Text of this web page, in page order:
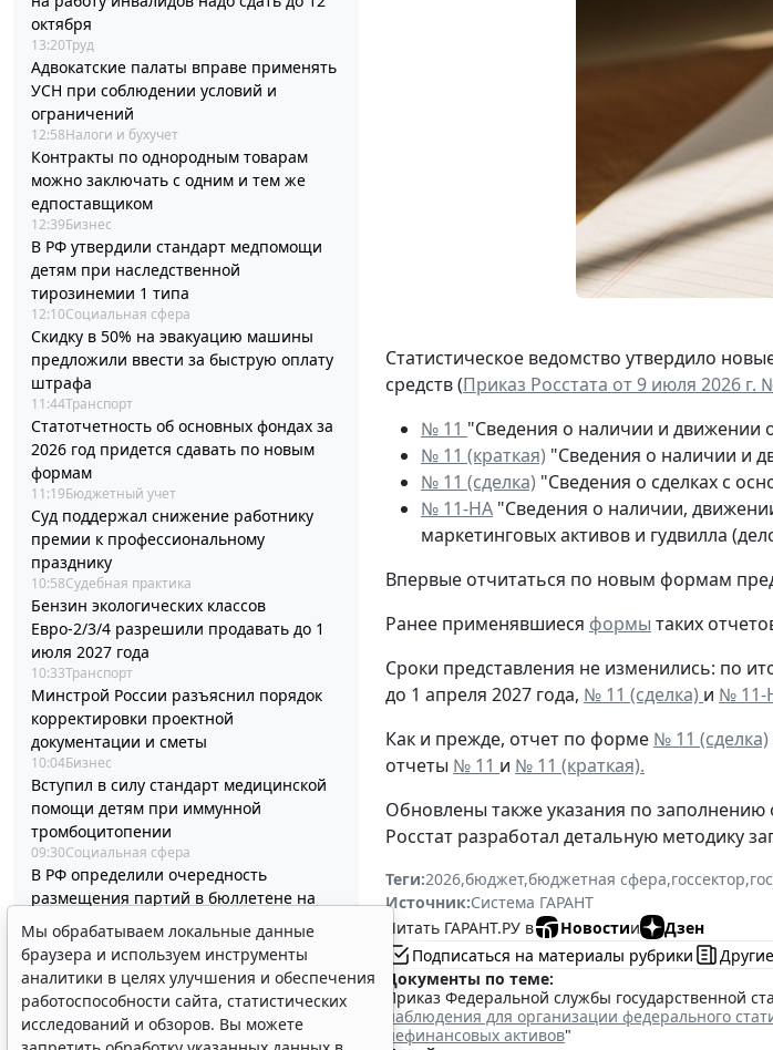
октября
13:20Труд
Адвокатские палаты вправе применять
УСН при соблюдении условий и
ограничений
12:58Налоги и бухучет
Контракты по однородным товарам
можно заключать с одним и тем же
едпоставщиком
12:39Бизнес
В РФ утвердили стандарт медпомощи
детям при наследственной
тирозинемии 1 типа
12:10Социальная сфера
Скидку в 50% на эвакуацию машины
предложили ввести за быструю оплату
штрафа
11:44Транспорт
Статотчетность об основных фондах за
2026 год придется сдавать по новым
формам
11:19Бюджетный учет
Суд поддержал снижение работнику
премии к профессиональному
празднику
10:58Судебная практика
Бензин экологических классов
Евро-2/3/4 разрешили продавать до 1
июля 2027 года
10:33Транспорт
Минстрой России разъяснил порядок
корректировки проектной
документации и сметы
10:04Бизнес
Вступил в силу стандарт медицинской
помощи детям при иммунной
тромбоцитопении
09:30Социальная сфера
В РФ определили очередность
размещения партий в бюллетене на
выборах в Госдуму
5 авг 18:35Общество
Граждане могут запустить процедуру
банкротства в упрощенном порядке
через МФЦ
5 авг 18:27Налоги и бухучет
Статистическое ведомство утвердило
средств (Приказ Росстата от 9 июля 2026 г.
№ 11 "Сведения о наличии и движении
№ 11 (краткая) "Сведения о наличии и
№ 11 (сделка) "Сведения о сделках с
№ 11-НА "Сведения о наличии,
маркетинговых активов и гудвилла
Впервые отчитаться по новым формам
Ранее применявшиеся формы таких
Сроки представления не изменились: по
до 1 апреля 2027 года, № 11 (сделка) и № 11-
Как и прежде, отчет по форме № 11 (сделка)
отчеты № 11 и № 11 (краткая).
Обновлены также указания по
Росстат разработал детальную методику
Теги:2026,бюджет,бюджетная сфера,госсектор,
Источник:Система ГАРАНТ
Читать ГАРАНТ.РУ в
Новостии
Дзен
Подписаться на материалы рубрики
Документы по теме:
Приказ Федеральной службы государственной
наблюдения для организации федерального
нефинансовых активов"
Мы обрабатываем локальные данные
браузера и используем инструменты
аналитики в целях улучшения и обеспечения
работоспособности сайта, статистических
исследований и обзоров. Вы можете